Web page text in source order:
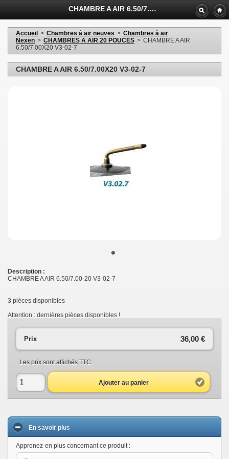
CHAMBRE A AIR 6.50/7.00X20 V3-02-7
Accueil > Chambres à air neuves > Chambres à air
Nexen > CHAMBRES A AIR 20 POUCES > CHAMBRE A AIR
6.50/7.00X20 V3-02-7
CHAMBRE A AIR 6.50/7.00X20 V3-02-7
•
Description :
CHAMBRE A AIR 6.50/7.00-20 V3-02-7
3 pièces disponibles
Attention : dernières pièces disponibles !
36,00 €
Prix
Les prix sont affichés TTC.
Ajouter au panier
En savoir plus
Apprenez-en plus concernant ce produit :